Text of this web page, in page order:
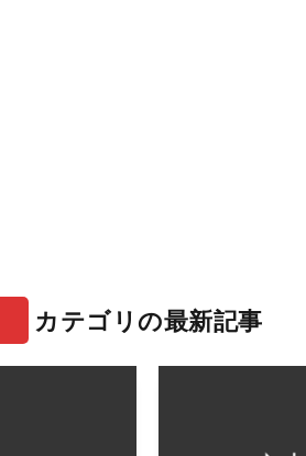
カテゴリの最新記事